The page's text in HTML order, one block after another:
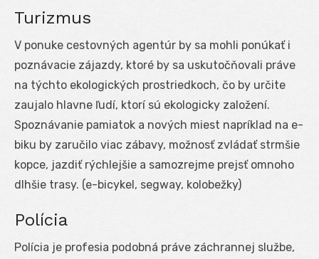
Turizmus
V ponuke cestovných agentúr by sa mohli ponúkať i
poznávacie zájazdy, ktoré by sa uskutočňovali práve
na týchto ekologických prostriedkoch, čo by určite
zaujalo hlavne ľudí, ktorí sú ekologicky založení.
Spoznávanie pamiatok a nových miest napríklad na e-
biku by zaručilo viac zábavy, možnosť zvládať strmšie
kopce, jazdiť rýchlejšie a samozrejme prejsť omnoho
dlhšie trasy. (e-bicykel, segway, kolobežky)
Polícia
Polícia je profesia podobná práve záchrannej službe,